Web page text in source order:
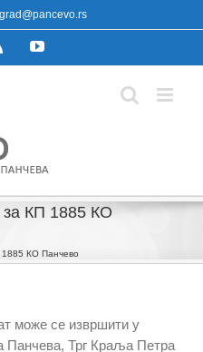
grad@pancevo.rs
Rss YouTube
за КП 1885 КО
1885 КО Панчево
може се извршити у
Панчева, Трг Краља Петра